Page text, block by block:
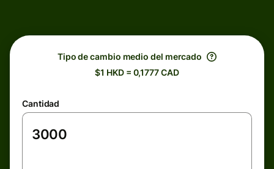
Tipo de cambio medio del mercado
$1 HKD = 0,1777 CAD
Cantidad